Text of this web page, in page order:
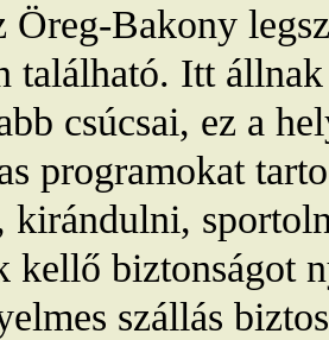
Öreg-Bakony
található. Itt
csúcsai, ez a
programokat
kirándulni,
kellő biztonságot
szállás